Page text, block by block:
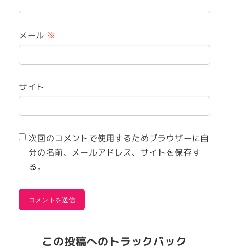
メール ※
サイト
次回のコメントで使用するためブラウザーに自
分の名前、メールアドレス、サイトを保存す
る。
この投稿へのトラックバック